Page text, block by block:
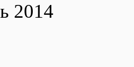
2014